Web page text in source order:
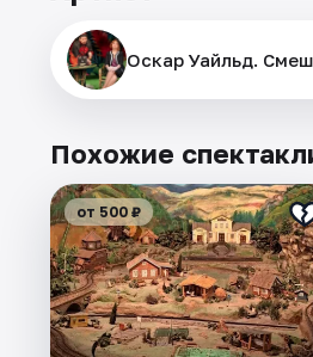
Оскар Уайльд.
Похожие
от 500 ₽